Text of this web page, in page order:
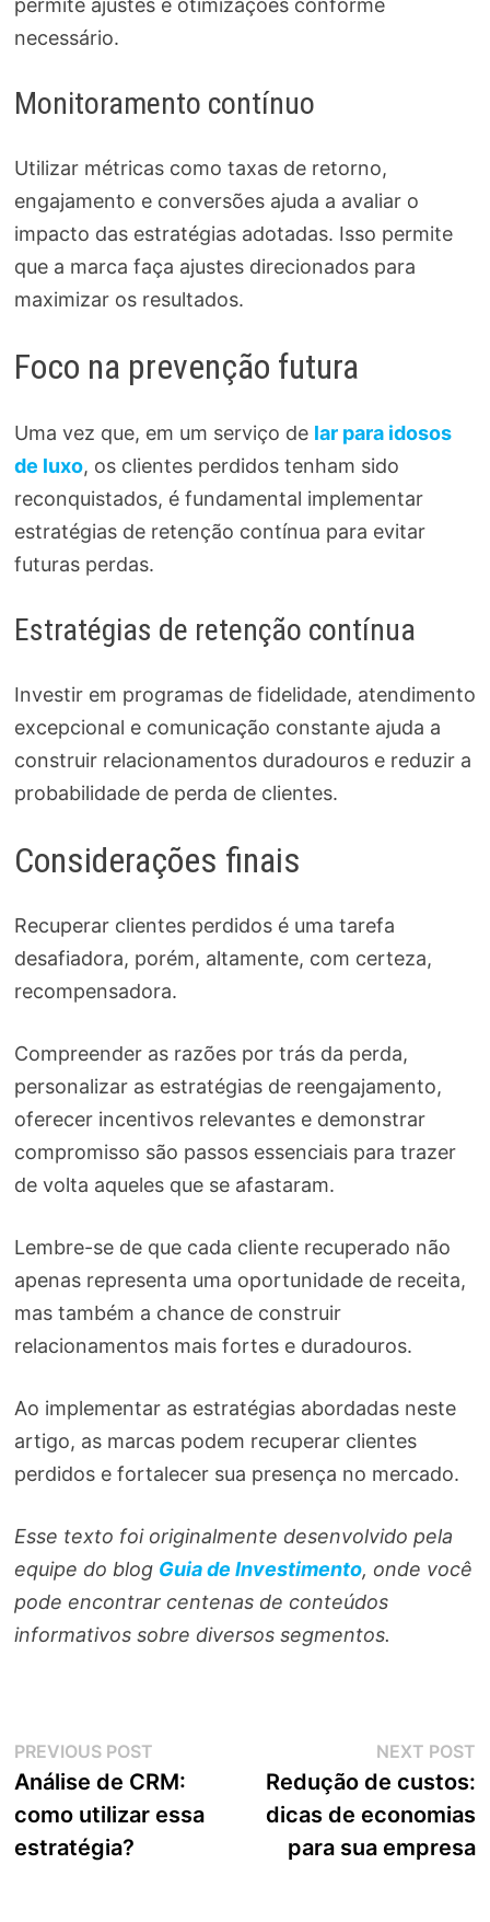
permite ajustes e otimizações conforme
necessário.
Monitoramento contínuo
Utilizar métricas como taxas de retorno,
engajamento e conversões ajuda a avaliar o
impacto das estratégias adotadas. Isso permite
que a marca faça ajustes direcionados para
maximizar os resultados.
Foco na prevenção futura
Uma vez que, em um serviço de lar para idosos
de luxo, os clientes perdidos tenham sido
reconquistados, é fundamental implementar
estratégias de retenção contínua para evitar
futuras perdas.
Estratégias de retenção contínua
Investir em programas de fidelidade, atendimento
excepcional e comunicação constante ajuda a
construir relacionamentos duradouros e reduzir a
probabilidade de perda de clientes.
Considerações finais
Recuperar clientes perdidos é uma tarefa
desafiadora, porém, altamente, com certeza,
recompensadora.
Compreender as razões por trás da perda,
personalizar as estratégias de reengajamento,
oferecer incentivos relevantes e demonstrar
compromisso são passos essenciais para trazer
de volta aqueles que se afastaram.
Lembre-se de que cada cliente recuperado não
apenas representa uma oportunidade de receita,
mas também a chance de construir
relacionamentos mais fortes e duradouros.
Ao implementar as estratégias abordadas neste
artigo, as marcas podem recuperar clientes
perdidos e fortalecer sua presença no mercado.
Esse texto foi originalmente desenvolvido pela
equipe do blog Guia de Investimento, onde você
pode encontrar centenas de conteúdos
informativos sobre diversos segmentos.
Navegação
de
Post
PREVIOUS POSTPrevious
post:
Análise de CRM:
como utilizar essa
estratégia?
NEXT POST
Redução de custos:
dicas de economias
para sua empresa